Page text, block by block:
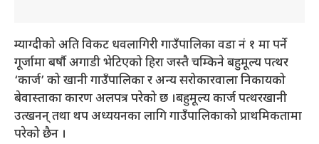
म्याग्दीको अति विकट धवलागिरी गाउँपालिका वडा नं १ मा पर्ने
गूर्जामा बर्षौ अगाडी भेटिएको हिरा जस्तै चम्किने बहुमूल्य पत्थर
‘कार्ज’ को खानी गाउँपालिका र अन्य सरोकारवाला निकायको
बेवास्ताका कारण अलपत्र परेको छ ।बहुमूल्य कार्ज पत्थरखानी
उत्खनन् तथा थप अध्ययनका लागि गाउँपालिकाको प्राथमिकतामा
परेको छैन ।